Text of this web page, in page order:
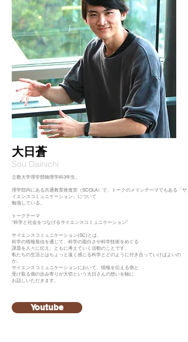
​大日蒼
立教大学理学部物理学科3年生。
理学部内にある共通教育推進室（SCOLA）で、トークのメインテーマでもある「サ
イエンスコミュニケーション」について
勉強している。
トークテーマ
“科学と社会をつなげるサイエンスコミュニケーション”
サイエンスコミュニケーション(SC)とは、
科学の情報発信を通じて、科学の面白さや科学技術をめぐる
課題を人々に伝え、ともに考えていく活動のことです。
私たちの生活とはちょっと遠く感じる科学とどのように付き合っていけばよいの
か。
サイエンスコミュニケーションにおいて、情報を伝える側と
受け取る側の歩み寄りが大切という大日さんの想いを軸に
お話しいただきます。
Youtube
​Sou Dainichi